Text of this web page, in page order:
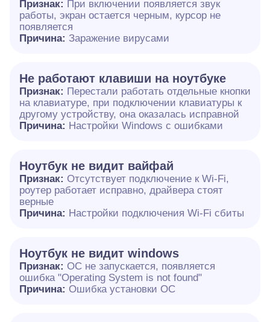
Признак: При включении появляется звук
работы, экран остается черным, курсор не
появляется
Причина: Заражение вирусами
Не работают клавиши на ноутбуке
Признак: Перестали работать отдельные кнопки
на клавиатуре, при подключении клавиатуры к
другому устройству, она оказалась исправной
Причина: Настройки Windows с ошибками
Ноутбук не видит вайфай
Признак: Отсутствует подключение к Wi-Fi,
роутер работает исправно, драйвера стоят
верные
Причина: Настройки подключения Wi-Fi сбиты
Ноутбук не видит windows
Признак: ОС не запускается, появляется
ошибка "Operating System is not found"
Причина: Ошибка установки ОС